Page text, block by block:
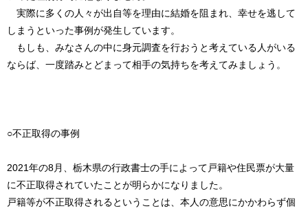
実際に多くの人々が出自等を理由に結婚を阻まれ、幸せを逃して
しまうといった事例が発生しています。
もしも、みなさんの中に身元調査を行おうと考えている人がいる
ならば、一度踏みとどまって相手の気持ちを考えてみましょう。
○不正取得の事例
2021年の8月、栃木県の行政書士の手によって戸籍や住民票が大量
に不正取得されていたことが明らかになりました。
戸籍等が不正取得されるということは、本人の意思にかかわらず個